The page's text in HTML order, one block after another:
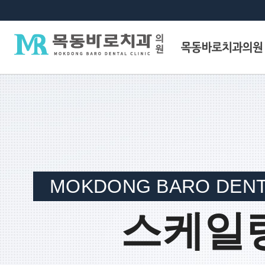
MOKDONG BARO
스케일